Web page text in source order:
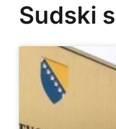
Sudski